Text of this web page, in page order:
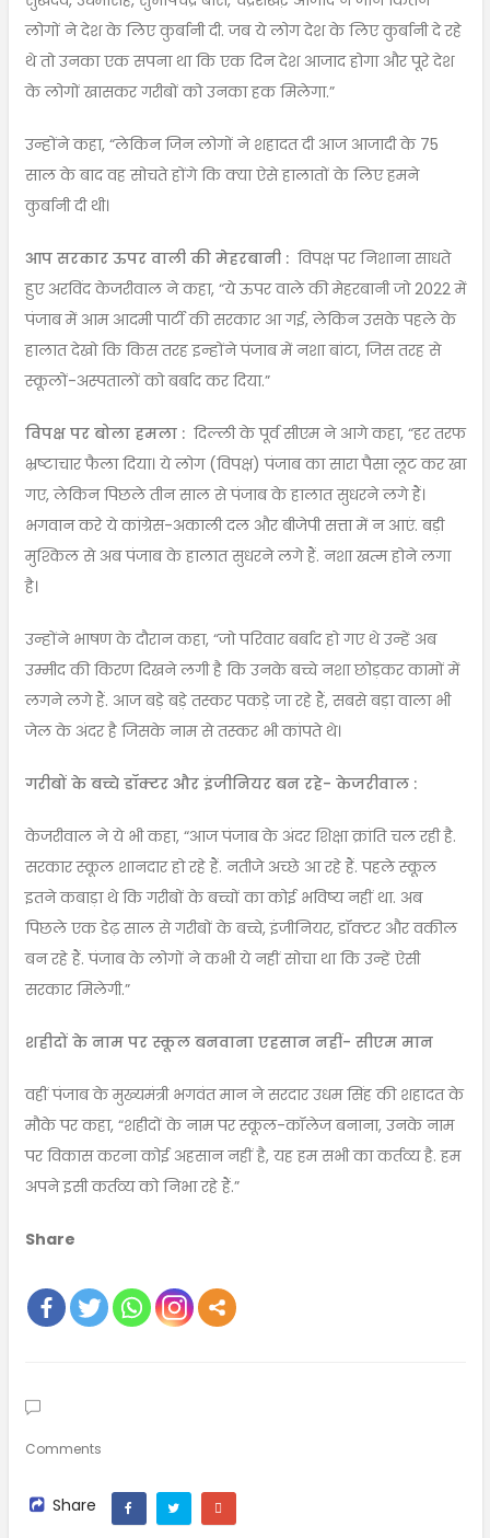
लोगों ने देश के लिए कुर्बानी दी. जब ये लोग देश के लिए कुर्बानी दे रहे
थे तो उनका एक सपना था कि एक दिन देश आजाद होगा और पूरे देश
के लोगों खासकर गरीबों को उनका हक मिलेगा.”
उन्होंने कहा, “लेकिन जिन लोगों ने शहादत दी आज आजादी के 75
साल के बाद वह सोचते होंगे कि क्या ऐसे हालातों के लिए हमने
कुर्बानी दी थी।
आप सरकार ऊपर वाली की मेहरबानी : विपक्ष पर निशाना साधते
हुए अरविंद केजरीवाल ने कहा, “ये ऊपर वाले की मेहरबानी जो 2022 में
पंजाब में आम आदमी पार्टी की सरकार आ गई, लेकिन उसके पहले के
हालात देखो कि किस तरह इन्होंने पंजाब में नशा बांटा, जिस तरह से
स्कूलों-अस्पतालों को बर्बाद कर दिया.”
विपक्ष पर बोला हमला : दिल्ली के पूर्व सीएम ने आगे कहा, “हर तरफ
भ्रष्टाचार फैला दिया। ये लोग (विपक्ष) पंजाब का सारा पैसा लूट कर खा
गए, लेकिन पिछले तीन साल से पंजाब के हालात सुधरने लगे हैं।
भगवान करे ये कांग्रेस-अकाली दल और बीजेपी सत्ता में न आएं. बड़ी
मुश्किल से अब पंजाब के हालात सुधरने लगे हैं. नशा खत्म होने लगा
है।
उन्होंने भाषण के दौरान कहा, “जो परिवार बर्बाद हो गए थे उन्हें अब
उम्मीद की किरण दिखने लगी है कि उनके बच्चे नशा छोड़कर कामों में
लगने लगे हैं. आज बड़े बड़े तस्कर पकड़े जा रहे हैं, सबसे बड़ा वाला भी
जेल के अंदर है जिसके नाम से तस्कर भी कांपते थे।
गरीबों के बच्चे डॉक्टर और इंजीनियर बन रहे- केजरीवाल :
केजरीवाल ने ये भी कहा, “आज पंजाब के अंदर शिक्षा क्रांति चल रही है.
सरकार स्कूल शानदार हो रहे हैं. नतीजे अच्छे आ रहे हैं. पहले स्कूल
इतने कबाड़ा थे कि गरीबों के बच्चों का कोई भविष्य नहीं था. अब
पिछले एक डेढ़ साल से गरीबों के बच्चे, इंजीनियर, डॉक्टर और वकील
बन रहे हैं. पंजाब के लोगों ने कभी ये नहीं सोचा था कि उन्हें ऐसी
सरकार मिलेगी.”
शहीदों के नाम पर स्कूल बनवाना एहसान नहीं- सीएम मान
वहीं पंजाब के मुख्यमंत्री भगवंत मान ने सरदार उधम सिंह की शहादत के
मौके पर कहा, “शहीदों के नाम पर स्कूल-कॉलेज बनाना, उनके नाम
पर विकास करना कोई अहसान नहीं है, यह हम सभी का कर्तव्य है. हम
अपने इसी कर्तव्य को निभा रहे हैं.”
Share
Comments
Share